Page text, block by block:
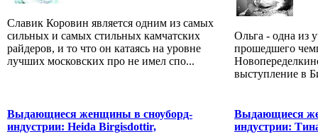
Славик Коровин является одним из самых
сильных и самых стильных камчатских
райдеров, и то что он катаясь на уровне
лучших московских про не имел спо...
Ольга - одна из
прошедшего
выступление в
Выдающиеся женщины в сноуборд-
индустрии: Heida Birgisdottir,
Выдающиеся
индустрии: